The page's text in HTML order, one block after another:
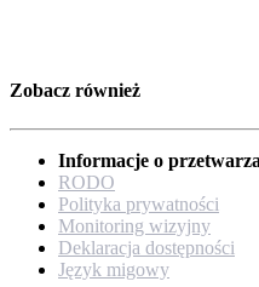
Zobacz również
Informacje o
RODO
Polityka prywatności
Monitoring wizyjny
Deklaracja dostępności
Język migowy